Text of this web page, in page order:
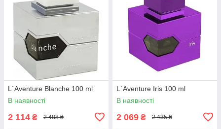
L`Aventure Blanche 100 ml
В наявності
2 114 ₴ 2 488 ₴
L`Aventure Iris 100 ml
В наявності
2 069 ₴ 2 435 ₴